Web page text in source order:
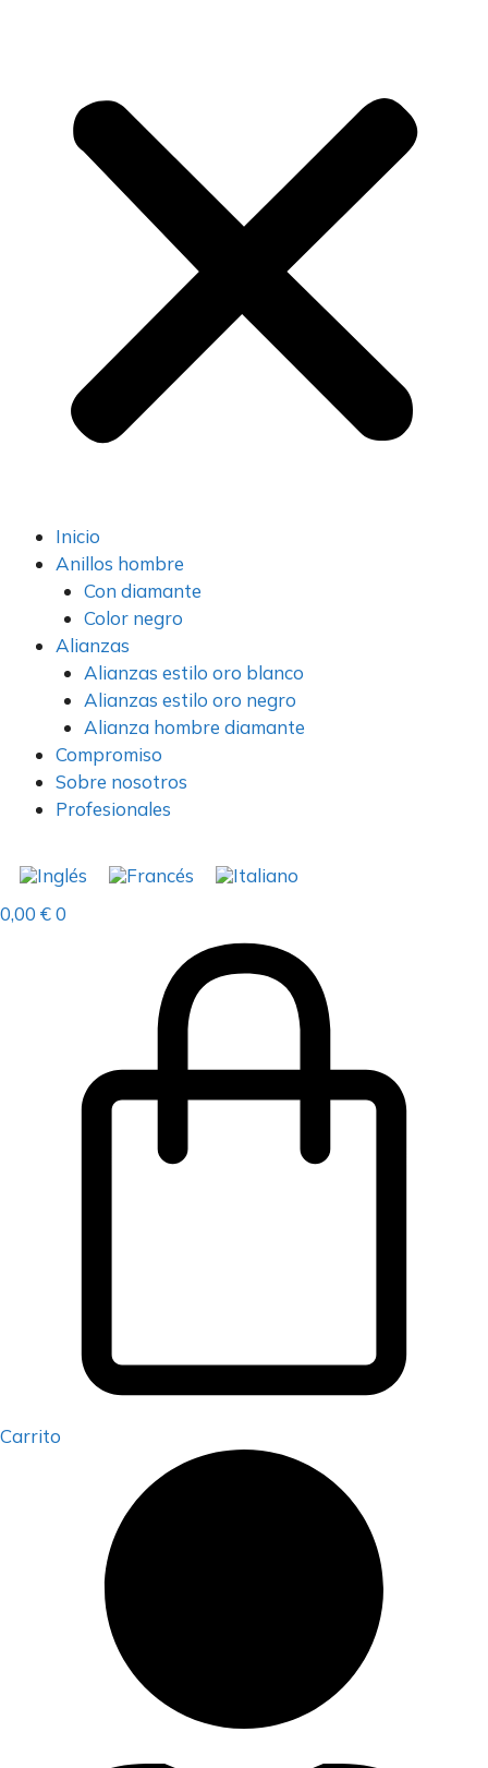
Inicio
Anillos hombre
Con diamante
Color negro
Alianzas
Alianzas estilo oro blanco
Alianzas estilo oro negro
Alianza hombre diamante
Compromiso
Sobre nosotros
Profesionales
0,00 €0
Carrito